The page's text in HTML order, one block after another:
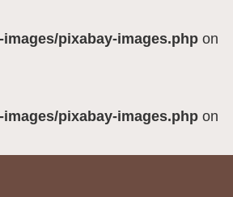
pixabay-images.php on
pixabay-images.php on